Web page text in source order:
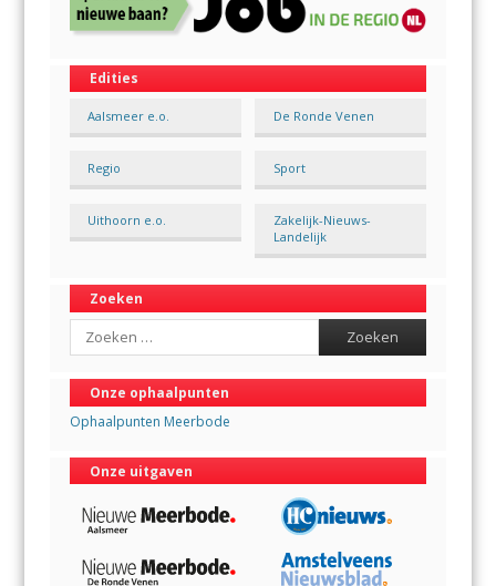
Edities
Aalsmeer e.o. De Ronde Venen
Regio Sport
Uithoorn e.o.
Zakelijk-Nieuws-
Landelijk
Zoeken
Search
Onze ophaalpunten
Ophaalpunten Meerbode
Onze uitgaven